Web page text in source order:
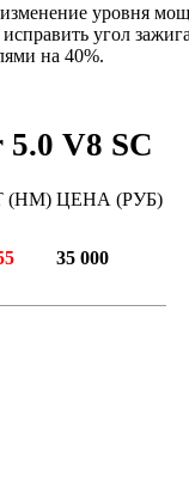
уровня
угол
на 40%.
V8 SC
(НМ) ЦЕНА (РУБ)
35 000